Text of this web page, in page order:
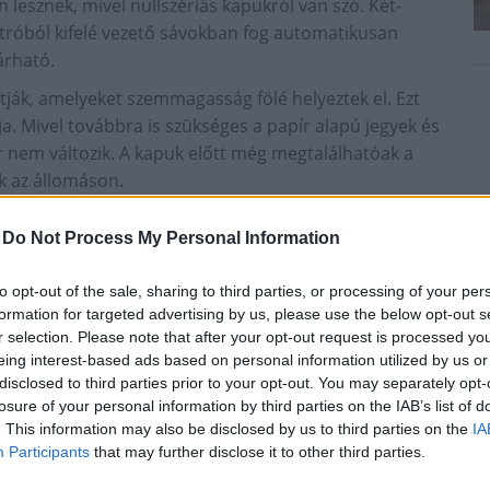
Do Not Process My Personal Information
opt-out of the sale, sharing to third parties, or processing of your
for targeted advertising by us, please use the below opt-out
selection. Please note that after your opt-out request is processed
interest-based ads based on personal information utilized by us
to third parties prior to your opt-out. You may separately
of your personal information by third parties on the IAB’s list of
This information may also be disclosed by us to third parties on the
Participants that may further disclose it to other third parties.
mivel nullszériás kapukról van szó. Két-
kifelé vezető sávokban fog automatikusan
amelyeket szemmagasság fölé helyeztek el. Ezt
Mivel továbbra is szükséges a papír alapú jegyek és
változik. A kapuk előtt még megtalálhatóak a
az állomáson.
hoztak döntést
Budapesti Műszaki Egyetemmel közösen, ezek
az egyes állomásokra. A forgalmi helyzet alapján
és a bemenő forgalmat. A tesztüzem során szerzett
van.
a 2013 nyarán a Corvin-negyed
Akkor a közlekedési társaság négy